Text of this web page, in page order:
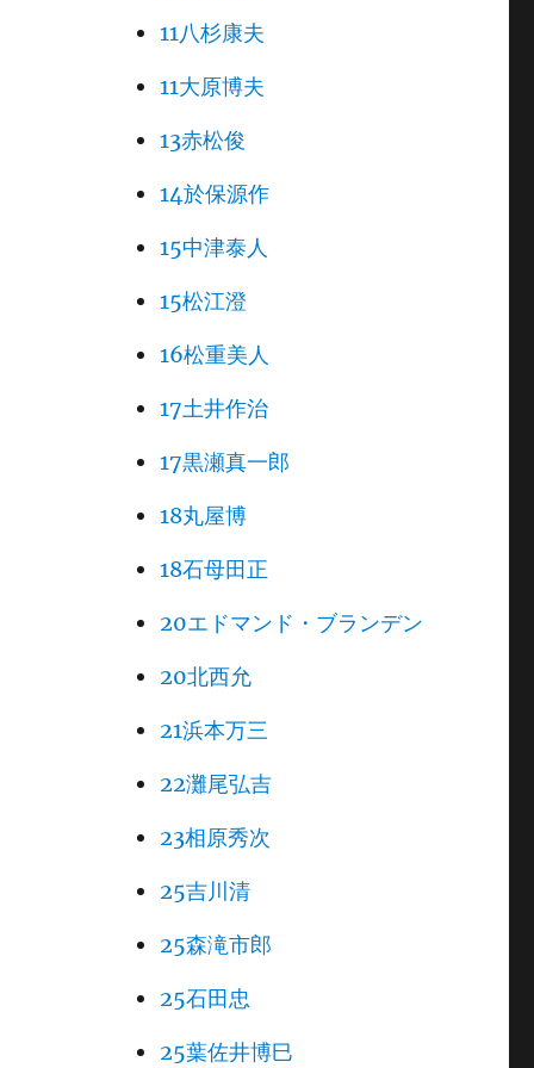
11八杉康夫
11大原博夫
13赤松俊
14於保源作
15中津泰人
15松江澄
16松重美人
17土井作治
17黒瀬真一郎
18丸屋博
18石母田正
20エドマンド・ブランデン
20北西允
21浜本万三
22灘尾弘吉
23相原秀次
25吉川清
25森滝市郎
25石田忠
25葉佐井博巳